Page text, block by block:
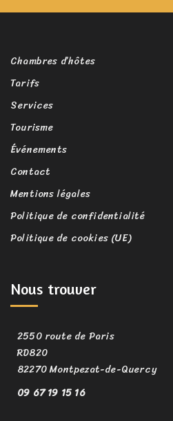
Chambres d’hôtes
Tarifs
Services
Tourisme
Événements
Contact
Mentions légales
Politique de confidentialité
Politique de cookies (UE)
Nous trouver
2550 route de Paris
RD820
82270 Montpezat-de-Quercy
09 67 19 15 16